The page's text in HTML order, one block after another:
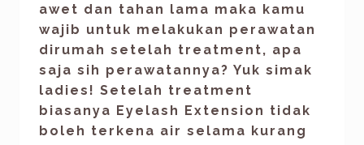
awet dan tahan lama maka kamu
wajib untuk melakukan perawatan
dirumah setelah treatment, apa
saja sih perawatannya? Yuk simak
ladies! Setelah treatment
biasanya Eyelash Extension tidak
boleh terkena air selama kurang